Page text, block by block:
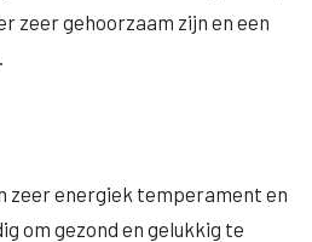
zeer gehoorzaam zijn en een
zeer energiek temperament en
om gezond en gelukkig te